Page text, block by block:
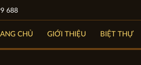
688
CHỦ GIỚI THIỆU BIỆT THỰ